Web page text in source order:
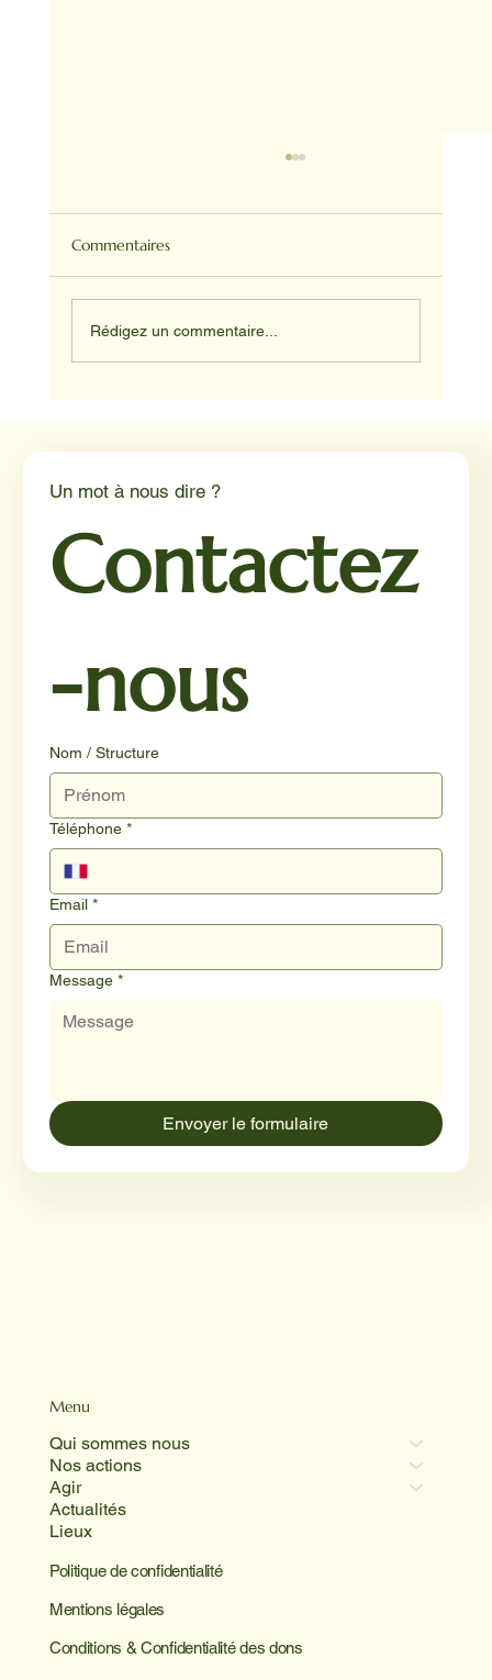
Commentaires
Rédigez un commentaire...
Menu
Qui sommes nous
Nos actions
Agir
Actualités
Lieux
Politique de confidentialité
Mentions légales
Conditions & Confidentialité des dons
Un mot à nous dire ?
Contactez
-nous
Nom / Structure
Téléphone *
Email *
Message *
Envoyer le formulaire